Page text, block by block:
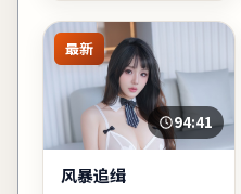
最新
94:41
风暴追缉